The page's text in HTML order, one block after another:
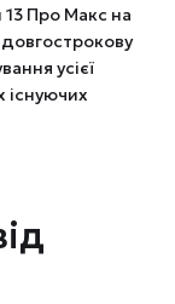
Про Макс на
усієї
існуючих